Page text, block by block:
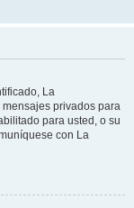
La
privados para
para usted, o su
con La